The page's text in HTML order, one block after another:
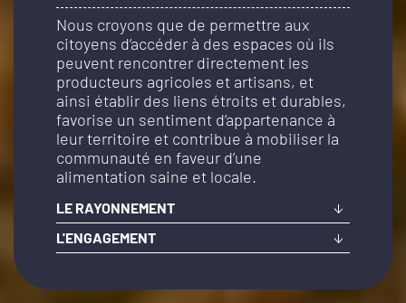
Nous croyons que de permettre aux
citoyens d’accéder à des espaces où ils
peuvent rencontrer directement les
producteurs agricoles et artisans, et
ainsi établir des liens étroits et durables,
favorise un sentiment d’appartenance à
leur territoire et contribue à mobiliser la
communauté en faveur d’une
alimentation saine et locale.
LE RAYONNEMENT
L'ENGAGEMENT